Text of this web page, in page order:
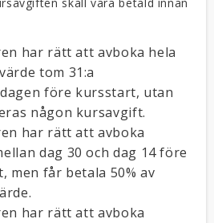
har rätt att avboka hela
tom 31:a
före kursstart, utan
någon kursavgift.
har rätt att avboka
dag 30 och dag 14 före
men får betala 50% av
har rätt att avboka